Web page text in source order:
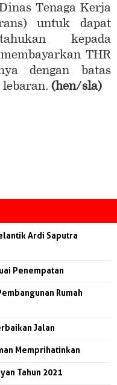
Tenaga Kerja
untuk dapat
kepada
THR
dengan batas
(hen/sla)
Ardi Saputra
Penempatan
Rumah
Jalan
Memprihatinkan
Tahun 2021